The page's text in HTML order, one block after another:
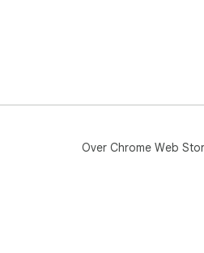
Over Chrome Web